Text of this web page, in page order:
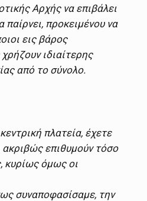
Αρχής να επιβάλει
παίρνει, προκειμένου να
εις βάρος
ιδιαίτερης
από το σύνολο.
πλατεία, έχετε
ακριβώς επιθυμούν τόσο
κυρίως όμως οι
συναποφασίσαμε, την